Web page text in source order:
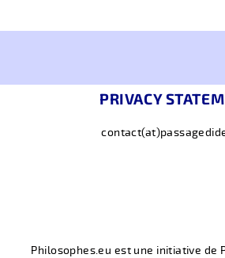
PRIVACY
Philosophes.eu est une initiative de